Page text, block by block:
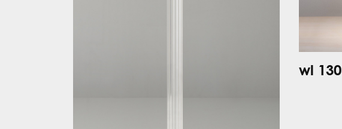
wl 130